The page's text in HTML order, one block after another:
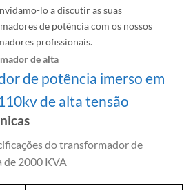
lo a discutir as suas
de potência com os nossos
profissionais.
de alta
de potência imerso em
de alta tensão
do transformador de
de 2000 KVA